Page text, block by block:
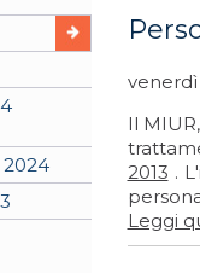
venerdì
Il
2013 .
Leggi